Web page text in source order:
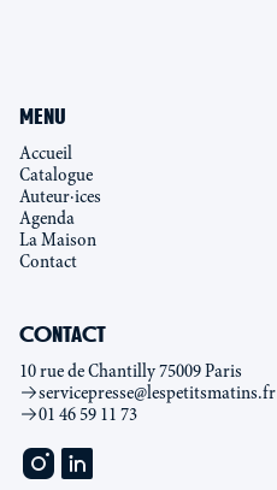
MENU
Accueil
Catalogue
Auteur·ices
Agenda
La Maison
Contact
CONTACT
10 rue de Chantilly 75009 Paris
servicepresse@lespetitsmatins.fr
01 46 59 11 73